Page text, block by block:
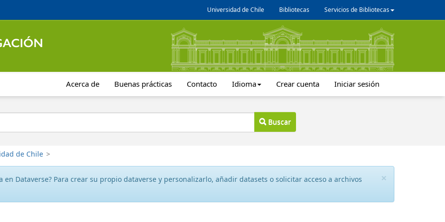
Universidad de Chile Bibliotecas Servicios de Bibliotecas
Acerca de Buenas prácticas Contacto Idioma Crear cuenta Iniciar sesión
Buscar
de Chile >
×
en Dataverse? Para crear su propio dataverse y personalizarlo, añadir datasets o solicitar acceso a archivos